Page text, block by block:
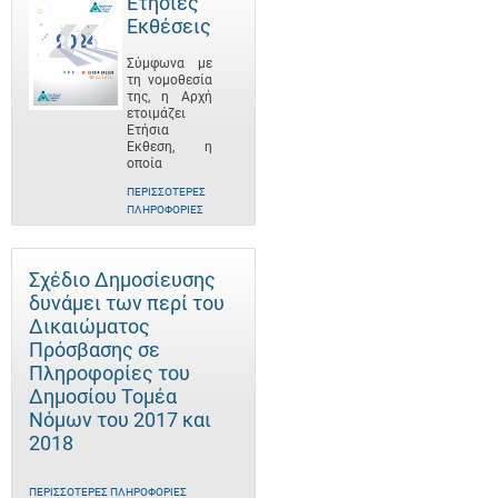
Εκθέσεις
Σύμφωνα με
τη νομοθεσία
της, η Αρχή
ετοιμάζει
Ετήσια
Έκθεση, η
οποία
ΠΕΡΙΣΣΌΤΕΡΕΣ
ΠΛΗΡΟΦΟΡΊΕΣ
Σχέδιο Δημοσίευσης
δυνάμει των περί του
Δικαιώματος
Πρόσβασης σε
Πληροφορίες του
Δημοσίου Τομέα
Νόμων του 2017 και
2018
ΠΕΡΙΣΣΌΤΕΡΕΣ ΠΛΗΡΟΦΟΡΊΕΣ